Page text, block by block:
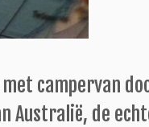
campervan
de